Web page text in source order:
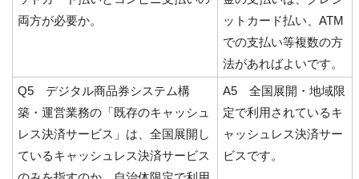
両方が必要か。
ットカード払い、ATM
での支払い等複数の方
法があればよいです。
Q5 デジタル商品券システム構
築・運営業務の「既存のキャッシュ
レス決済サービス」は、全国展開し
ているキャッシュレス決済サービス
A5 全国展開・地域限
定で利用されているキ
ャッシュレス決済サー
ビスです。